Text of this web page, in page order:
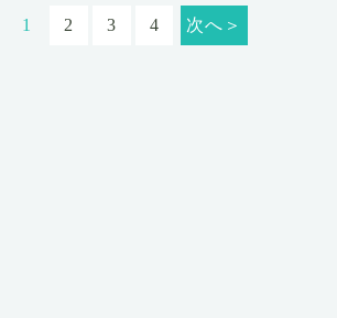
1 2 3 4 次へ＞